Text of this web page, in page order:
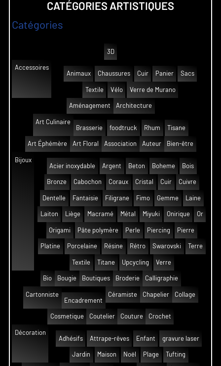
CATÉGORIES ARTISTIQUES
Catégories
3D
Accessoires
Animaux
Chaussures Cuir Panier Sacs
Textile Vélo Verre de Murano
Aménagement Architecture
Art Culinaire
Brasserie
foodtruck Rhum Tisane
Art Éphémère Art Floral Association Auteur Bien-être
Bijoux
Acier inoxydable
Argent Beton Boheme Bois
Bronze Cabochon Coraux Cristal Cuir Cuivre
Dentelle Fantaisie Filigrane Fimo Gemme Laine
Laiton Liège Macramé Métal Miyuki Onirique Or
Origami Pâte polymère Perle Piercing Pierre
Platine Porcelaine Résine Rétro Swarovski Terre
Textile Titane Upcycling Verre
Bio Bougie Boutiques Broderie Calligraphie
Cartonniste
Encadrement
Céramiste Chapelier Collage
Cosmetique Coutelier Couture Crochet
Décoration
Adhésifs
Attrape-rêves Enfant gravure laser
Jardin Maison Noël Plage Tufting